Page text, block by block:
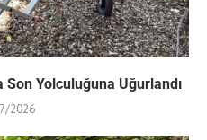
Son Yolculuğuna Uğurlandı
2026